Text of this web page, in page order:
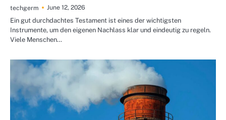
techgerm
June 12, 2026
Ein gut durchdachtes Testament ist eines der wichtigsten
Instrumente, um den eigenen Nachlass klar und eindeutig zu regeln.
Viele Menschen…